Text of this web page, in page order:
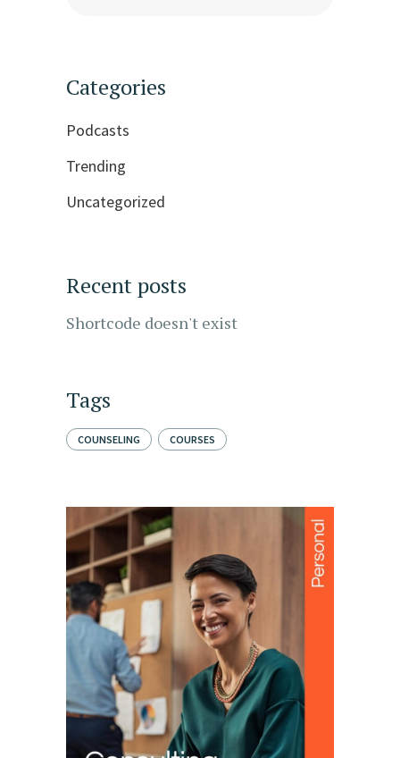
Categories
Podcasts
Trending
Uncategorized
Recent posts
Shortcode doesn't exist
Tags
COUNSELING COURSES